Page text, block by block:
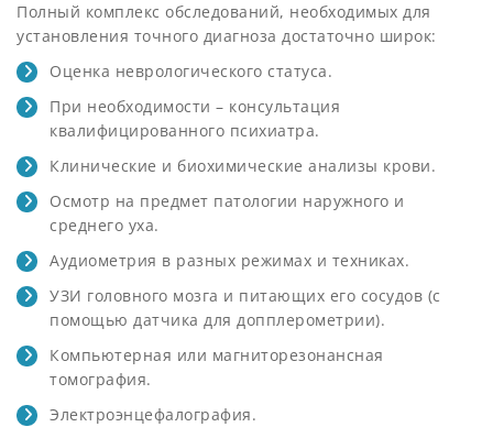
Полный комплекс обследований, необходимых для
установления точного диагноза достаточно широк:
Оценка неврологического статуса.
При необходимости ­– консультация
квалифицированного психиатра.
Клинические и биохимические анализы крови.
Осмотр на предмет патологии наружного и
среднего уха.
Аудиометрия в разных режимах и техниках.
УЗИ головного мозга и питающих его сосудов (с
помощью датчика для допплерометрии).
Компьютерная или магниторезонансная
томография.
Электроэнцефалография.